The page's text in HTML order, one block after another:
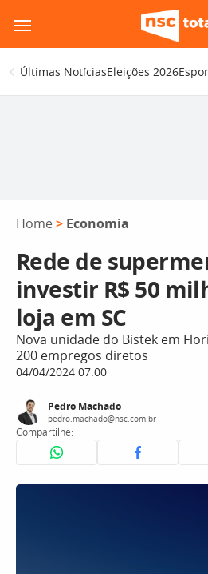
para
o
conteúdo
Últimas NotíciasEleições 2026
Home > Economia
Rede de
investir R$ 50
loja em SC
Nova unidade do Bistek em
200 empregos diretos
04/04/2024 07:00
Pedro Machado
pedro.machado@nsc.com.br
Compartilhe: